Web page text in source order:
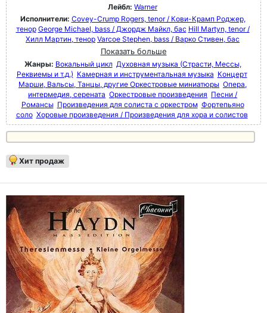
Лейбл: Warner
Исполнители: Covey-Crump Rogers, tenor / Кови-Крамп Роджер,
тенор George Michael, bass / Джордж Майкл, бас Hill Martyn, tenor /
Хилл Мартин, тенор Varcoe Stephen, bass / Варко Стивен, бас
Показать больше
Жанры: Вокальный цикл Духовная музыка (Страсти, Мессы,
Реквиемы и т.д.) Камерная и инструментальная музыка Концерт
Марши, Вальсы, Танцы, другие Оркестровые миниатюры Опера,
интермедия, серената Оркестровые произведения Песни /
Романсы Произведения для солиста с оркестром Фортепьяно
соло Хоровые произведения / Произведения для хора и солистов
Хит продаж